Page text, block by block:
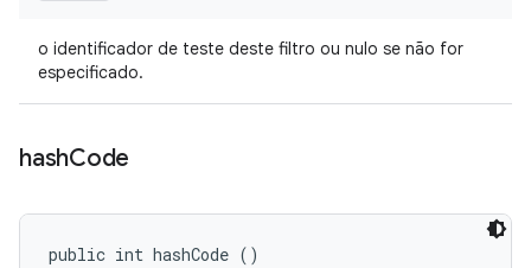
o identificador de teste deste filtro ou nulo se não for
especificado.
hashCode
public int hashCode ()